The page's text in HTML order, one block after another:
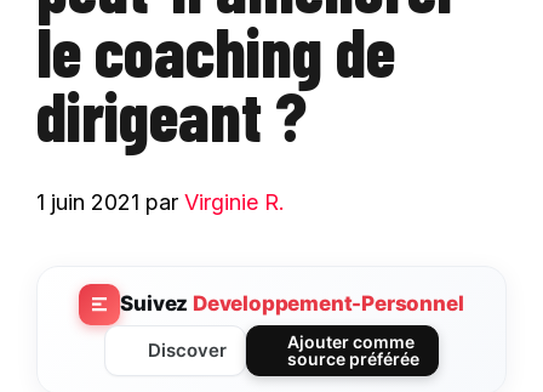
le coaching de
dirigeant ?
1 juin 2021 par Virginie R.
Suivez Developpement-Personnel
Discover
Ajouter comme
source préférée